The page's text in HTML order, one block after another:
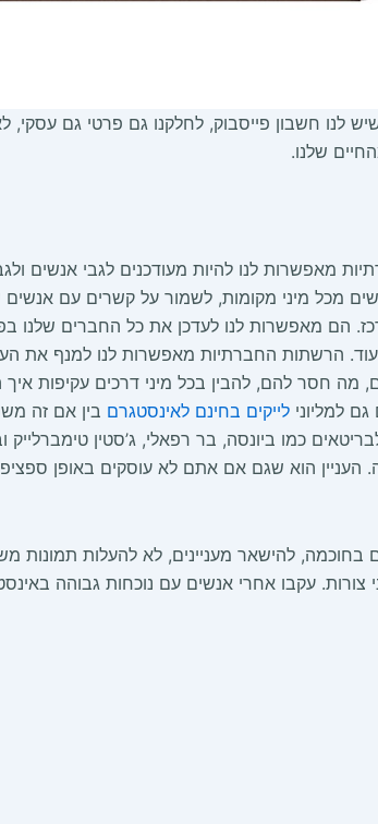
לנו חשבון פייסבוק, לחלקנו גם פרטי גם עסקי,
שלנו.
מאפשרות לנו להיות מעודכנים לגבי אנשים
מכל מיני מקומות, לשמור על קשרים עם אנשים
הם מאפשרות לנו לעדכן את כל החברים שלנו
הרשתות החברתיות מאפשרות לנו למנף את
חסר להם, להבין בכל מיני דרכים עקיפות
למליוני לייקים בחינם לאינסטגרם בין אם זה
כמו ביונסה, בר רפאלי, ג’סטין
הוא שגם אם אתם לא עוסקים באופן ספציפי
להישאר מעניינים, לא להעלות תמונות
עקבו אחרי אנשים עם נוכחות גבוהה